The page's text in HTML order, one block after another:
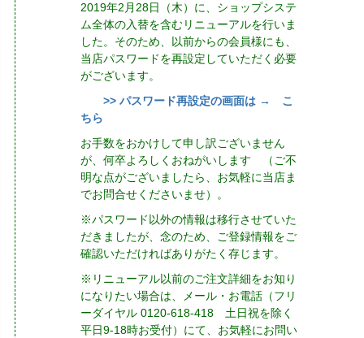
2019年2月28日（木）に、ショップシステ
ム全体の入替を含むリニューアルを行いま
した。そのため、以前からの会員様にも、
当店パスワードを再設定していただく必要
がございます。
>> パスワード再設定の画面は → こ
ちら
お手数をおかけして申し訳ございません
が、何卒よろしくおねがいします （ご不
明な点がございましたら、お気軽に当店ま
でお問合せくださいませ）。
※パスワード以外の情報は移行させていた
だきましたが、念のため、ご登録情報をご
確認いただければありがたく存じます。
※リニューアル以前のご注文詳細をお知り
になりたい場合は、メール・お電話（フリ
ーダイヤル 0120-618-418 土日祝を除く
平日9-18時お受付）にて、お気軽にお問い